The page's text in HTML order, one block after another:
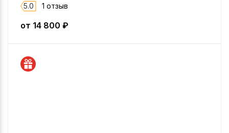
5.0 1 отзыв
от 14 800 ₽